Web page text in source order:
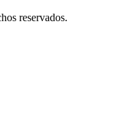
reservados.